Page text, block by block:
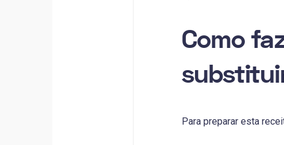
Como
Para preparar esta